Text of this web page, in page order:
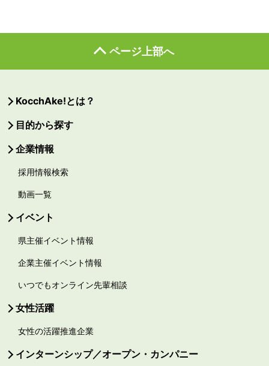
ページ上部へ
KocchAke!とは？
目的から探す
企業情報
採用情報検索
動画一覧
イベント
県主催イベント情報
企業主催イベント情報
いつでもオンライン先輩相談
女性活躍
女性の活躍推進企業
インターンシップ／オープン・カンパニー